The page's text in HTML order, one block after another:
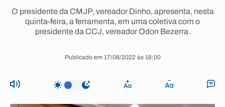
O presidente da CMJP, vereador Dinho, apresenta, nesta
quinta-feira, a ferramenta, em uma coletiva com o
presidente da CCJ, vereador Odon Bezerra.
Publicado em 17/08/2022 às 18:00